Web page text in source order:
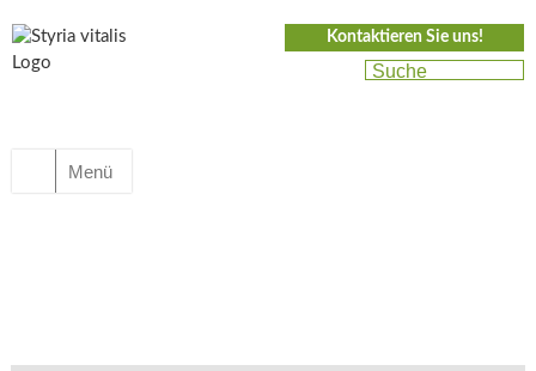
Kontaktieren Sie uns!
Menü